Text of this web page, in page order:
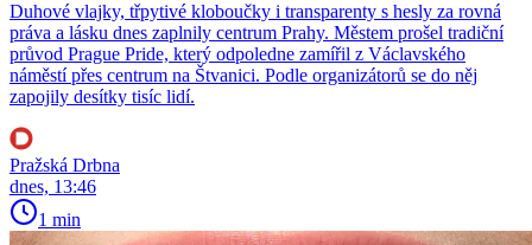
Duhové vlajky, třpytivé kloboučky i transparenty s hesly za rovná
práva a lásku dnes zaplnily centrum Prahy. Městem prošel tradiční
průvod Prague Pride, který odpoledne zamířil z Václavského
náměstí přes centrum na Štvanici. Podle organizátorů se do něj
zapojily desítky tisíc lidí.
Pražská Drbna
dnes, 13:46
1 min